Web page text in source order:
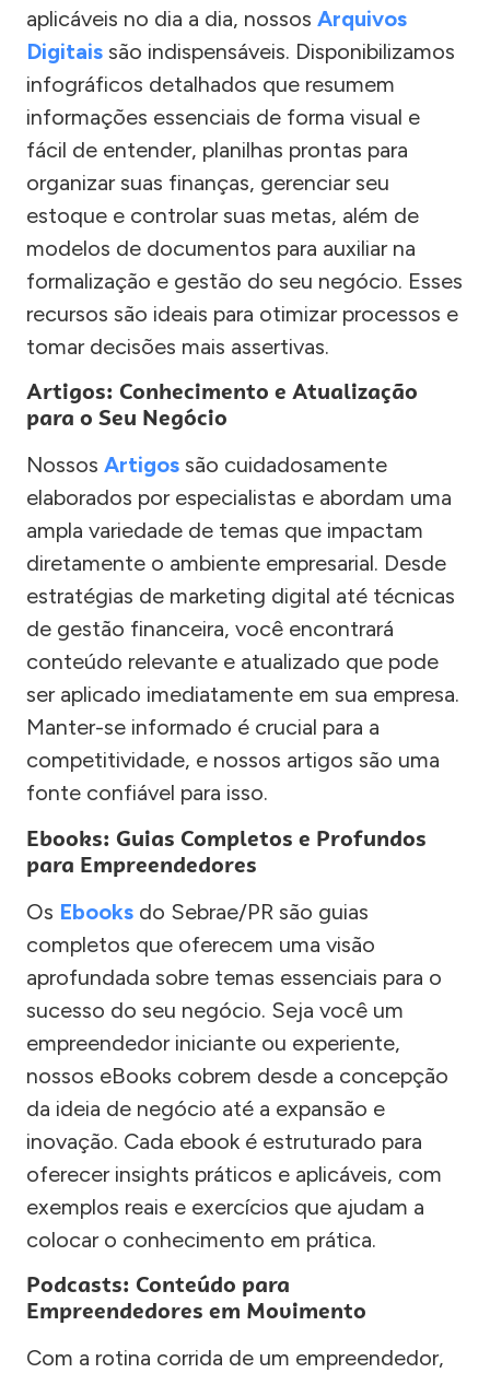
aplicáveis no dia a dia, nossos Arquivos
Digitais são indispensáveis. Disponibilizamos
infográficos detalhados que resumem
informações essenciais de forma visual e
fácil de entender, planilhas prontas para
organizar suas finanças, gerenciar seu
estoque e controlar suas metas, além de
modelos de documentos para auxiliar na
formalização e gestão do seu negócio. Esses
recursos são ideais para otimizar processos e
tomar decisões mais assertivas.
Artigos: Conhecimento e Atualização
para o Seu Negócio
Nossos Artigos são cuidadosamente
elaborados por especialistas e abordam uma
ampla variedade de temas que impactam
diretamente o ambiente empresarial. Desde
estratégias de marketing digital até técnicas
de gestão financeira, você encontrará
conteúdo relevante e atualizado que pode
ser aplicado imediatamente em sua empresa.
Manter-se informado é crucial para a
competitividade, e nossos artigos são uma
fonte confiável para isso.
Ebooks: Guias Completos e Profundos
para Empreendedores
Os Ebooks do Sebrae/PR são guias
completos que oferecem uma visão
aprofundada sobre temas essenciais para o
sucesso do seu negócio. Seja você um
empreendedor iniciante ou experiente,
nossos eBooks cobrem desde a concepção
da ideia de negócio até a expansão e
inovação. Cada ebook é estruturado para
oferecer insights práticos e aplicáveis, com
exemplos reais e exercícios que ajudam a
colocar o conhecimento em prática.
Podcasts: Conteúdo para
Empreendedores em Movimento
Com a rotina corrida de um empreendedor,